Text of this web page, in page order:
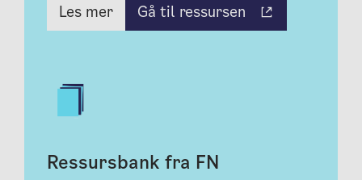
Les mer Gå til ressursen
Ressursbank fra FN